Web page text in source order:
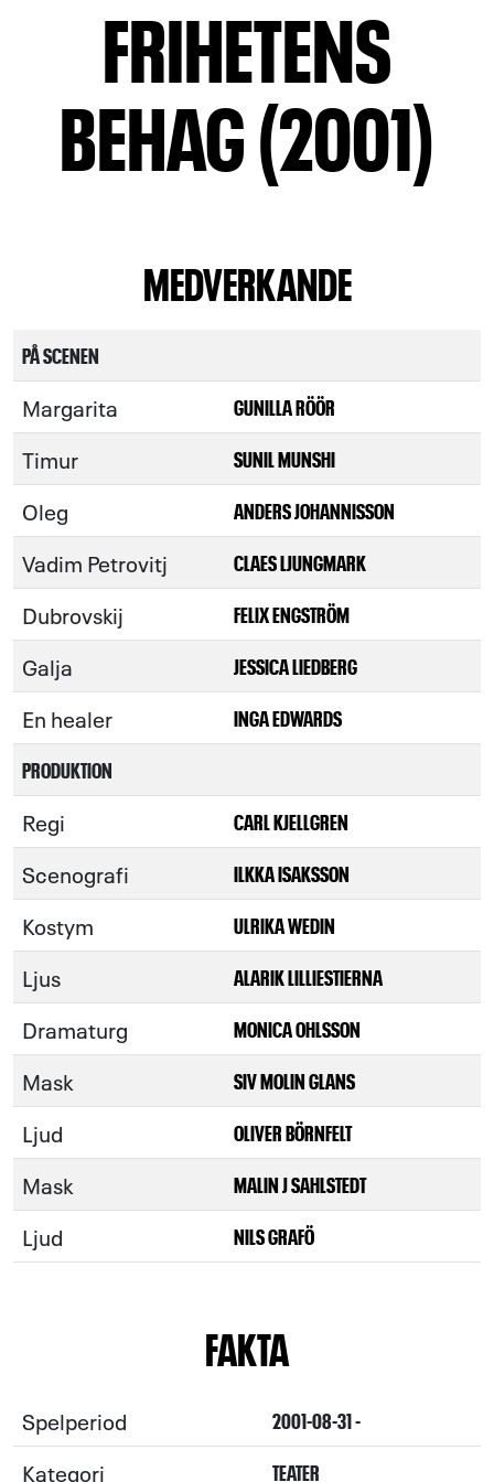
FRIHETENS
BEHAG (2001)
MEDVERKANDE
PÅ SCENEN
Margarita GUNILLA RÖÖR
Timur SUNIL MUNSHI
Oleg ANDERS JOHANNISSON
Vadim Petrovitj CLAES LJUNGMARK
Dubrovskij FELIX ENGSTRÖM
Galja JESSICA LIEDBERG
En healer
INGA EDWARDS
PRODUKTION
Regi CARL KJELLGREN
Scenografi ILKKA ISAKSSON
Kostym ULRIKA WEDIN
Ljus ALARIK LILLIESTIERNA
Dramaturg MONICA OHLSSON
Mask SIV MOLIN GLANS
Ljud OLIVER BÖRNFELT
Mask MALIN J SAHLSTEDT
Ljud NILS GRAFÖ
FAKTA
Spelperiod 2001-08-31 -
Kategori TEATER